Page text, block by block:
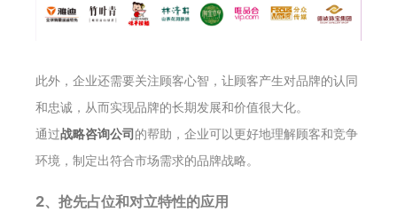
此外，企业还需要关注顾客心智，让顾客产生对品牌的认同
和忠诚，从而实现品牌的长期发展和价值很大化。
通过战略咨询公司的帮助，企业可以更好地理解顾客和竞争
环境，制定出符合市场需求的品牌战略。
2、抢先占位和对立特性的应用